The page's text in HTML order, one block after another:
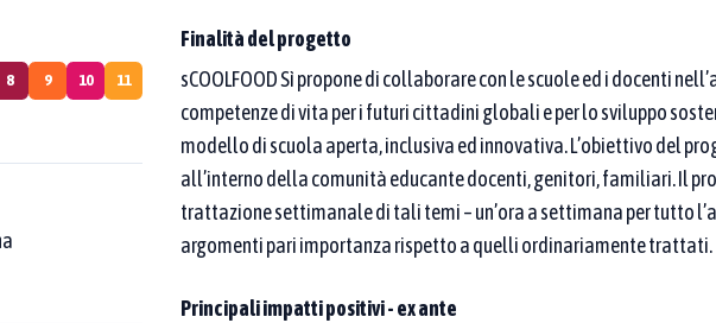
censite
affina per area tematica o Goal SDGs.
compaia nel nome della buona pratica.
8 9 10
11
Finalità del progetto
sCOOLFOOD Sì propone di collaborare con le scuole ed i docenti
competenze di vita per i futuri cittadini globali e per lo sviluppo
modello di scuola aperta, inclusiva ed innovativa. L’obiettivo del
all’interno della comunità educante docenti, genitori, familiari. Il
trattazione settimanale di tali temi – un’ora a settimana per tutto
argomenti pari importanza rispetto a quelli ordinariamente trattati.
Principali impatti positivi - ex ante